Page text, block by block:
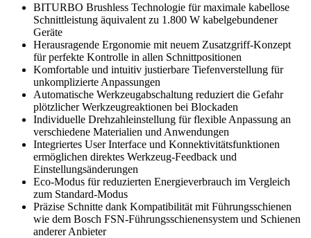
BITURBO Brushless Technologie für maximale kabellose
Schnittleistung äquivalent zu 1.800 W kabelgebundener
Geräte
Herausragende Ergonomie mit neuem Zusatzgriff-Konzept
für perfekte Kontrolle in allen Schnittpositionen
Komfortable und intuitiv justierbare Tiefenverstellung für
unkomplizierte Anpassungen
Automatische Werkzeugabschaltung reduziert die Gefahr
plötzlicher Werkzeugreaktionen bei Blockaden
Individuelle Drehzahleinstellung für flexible Anpassung an
verschiedene Materialien und Anwendungen
Integriertes User Interface und Konnektivitätsfunktionen
ermöglichen direktes Werkzeug-Feedback und
Einstellungsänderungen
Eco-Modus für reduzierten Energieverbrauch im Vergleich
zum Standard-Modus
Präzise Schnitte dank Kompatibilität mit Führungsschienen
wie dem Bosch FSN-Führungsschienensystem und Schienen
anderer Anbieter